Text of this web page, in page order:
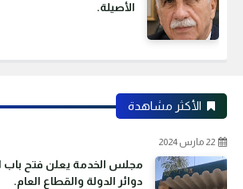
الأصيلة.
الأكثر مشاهدة
22 مارس 2024
مجلس الخدمة يعلن فتح باب
دوائر الدولة والقطاع العام.